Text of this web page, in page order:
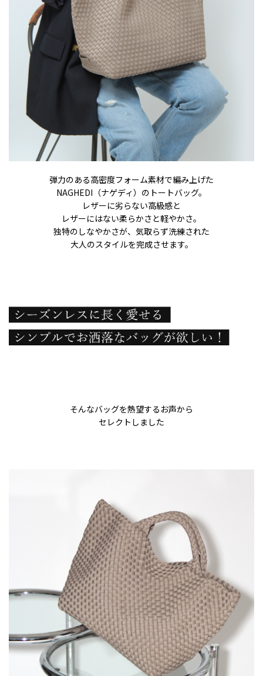
弾力のある高密度フォーム素材で編み上げた
NAGHEDI（ナゲディ）のトートバッグ。
レザーに劣らない高級感と
レザーにはない柔らかさと軽やかさ。
独特のしなやかさが、気取らず洗練された
大人のスタイルを完成させます。
そんなバッグを熱望するお声から
セレクトしました